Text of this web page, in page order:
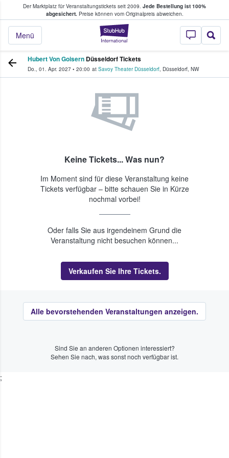
Der Marktplatz für Veranstaltungstickets seit 2009. Jede Bestellung ist 100%
abgesichert.Preise können vom Originalpreis abweichen.
StubHub - Wo
Menü
Tickets kaufen & verkaufen
Hubert Von Goisern Düsseldorf Tickets
Do., 01. Apr. 2027 • 20:00 at Savoy Theater Düsseldorf, Düsseldorf, NW
Keine Tickets... Was nun?
Im Moment sind für diese Veranstaltung keine
Tickets verfügbar – bitte schauen Sie in Kürze
nochmal vorbei!
Oder falls Sie aus irgendeinem Grund die
Veranstaltung nicht besuchen können...
Verkaufen Sie Ihre Tickets.
Alle bevorstehenden Veranstaltungen anzeigen.
Sind Sie an anderen Optionen interessiert?
Sehen Sie nach, was sonst noch verfügbar ist.
;